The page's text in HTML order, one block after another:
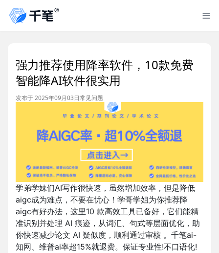
强力推荐使用降率软件，10款免费
智能降AI软件很实用
发布于 2025年09月03日常见问题
学弟学妹们AI写作很快速，虽然增加效率，但是降低
aigc成为难点，不要在忧心！学哥学姐为你推荐降
aigc有好办法，这里10 款高效工具已备好，它们能精
准识别并处理 AI 痕迹，从词汇、句式等层面优化，助
你快速减少论文 AI 疑似度，顺利通过审核 。千笔ai-
知网、维普ai率超15%就退费。保证专业性!不口语化!